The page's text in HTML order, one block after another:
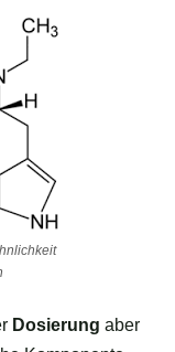
Dosierung aber